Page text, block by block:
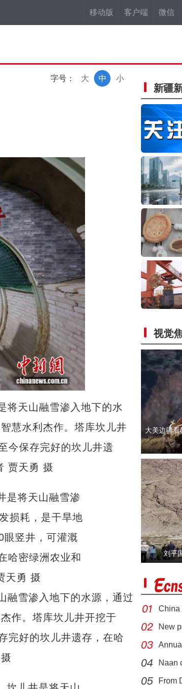
移动版 客户端 微信
字号： 小
中
大
将天山融雪渗入地下的水
慧水利杰作。塔库坎儿井
今保存完好的坎儿井遗
贾天勇 摄
融雪渗入地下的水源，通过
作。塔库坎儿井开挖于
完好的坎儿井遗存，在哈
新疆
视觉
第二
万余
大美边疆
新疆：六一
刘平
China
New
Naan
From